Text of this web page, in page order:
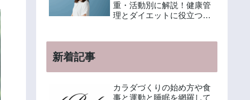
重・活動別に解説！健康管
理とダイエットに役立つ計
新着記事
カラダづくりの始め方や食
事と運動と睡眠を網羅して